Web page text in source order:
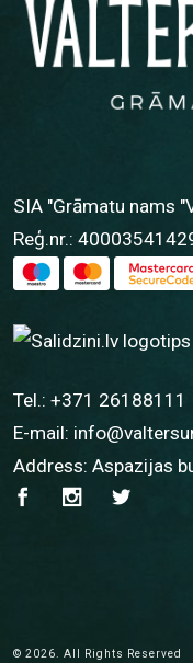
SIA "Grāmatu nams
Reģ.nr.:
Tel.: +371 26188111
E-mail:
Address: Aspazijas
© 2026. All Rights Reserved